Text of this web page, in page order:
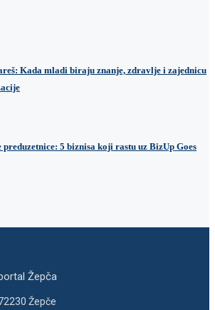
Kada mladi biraju znanje, zdravlje i zajednicu
preduzetnice: 5 biznisa koji rastu uz BizUp Goes
Žepča
Žepče